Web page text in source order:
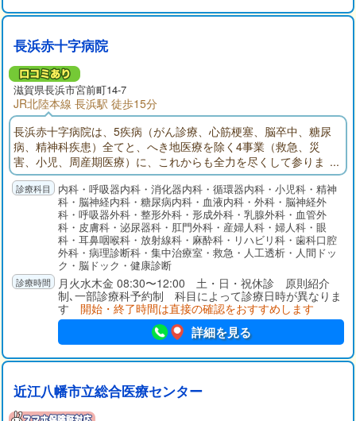
長浜赤十字病院
滋賀県長浜市宮前町14-7
JR北陸本線 長浜駅 徒歩15分
長浜赤十字病院は、5疾病（がん診療、心筋梗塞、脳卒中、糖尿
病、精神科疾患）全てと、へき地医療を除く4事業（救急、災
害、小児、周産期医療）に、これからも全力を尽くして参りま
す。
内科・呼吸器内科・消化器内科・循環器内科・小児科・精神
科・脳神経内科・糖尿病内科・血液内科・外科・脳神経外
科・呼吸器外科・整形外科・形成外科・乳腺外科・血管外
科・皮膚科・泌尿器科・肛門外科・産婦人科・婦人科・眼
科・耳鼻咽喉科・放射線科・麻酔科・リハビリ科・歯科口腔
外科・病理診断科・集中治療室・救急・人工透析・人間ドッ
ク・脳ドック・健康診断
月火水木金 08:30〜12:00 土・日・祝休診 原則紹介
制､一部診療科予約制 科目によって診療日時が異なりま
す 開始・終了時間は直接の確認をおすすめします
詳細を見る
近江八幡市立総合医療センター